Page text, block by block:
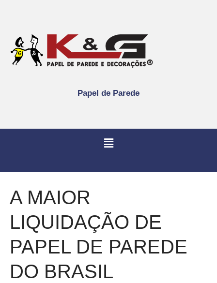
Papel de Parede
A MAIOR
LIQUIDAÇÃO DE
PAPEL DE PAREDE
DO BRASIL